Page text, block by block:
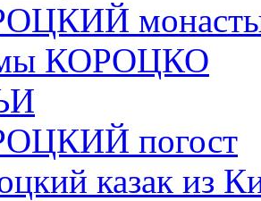
КОРОЦКО
погост
казак из